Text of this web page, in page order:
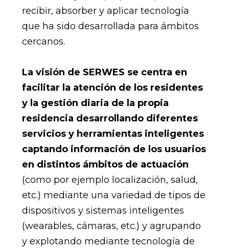
recibir, absorber y aplicar tecnología
que ha sido desarrollada para ámbitos
cercanos.
La visión de SERWES se centra en
facilitar la atención de los residentes
y la gestión diaria de la propia
residencia desarrollando diferentes
servicios y herramientas inteligentes
captando información de los usuarios
en distintos ámbitos de actuación
(como por ejemplo localización, salud,
etc.) mediante una variedad de tipos de
dispositivos y sistemas inteligentes
(wearables, cámaras, etc.) y agrupando
y explotando mediante tecnología de